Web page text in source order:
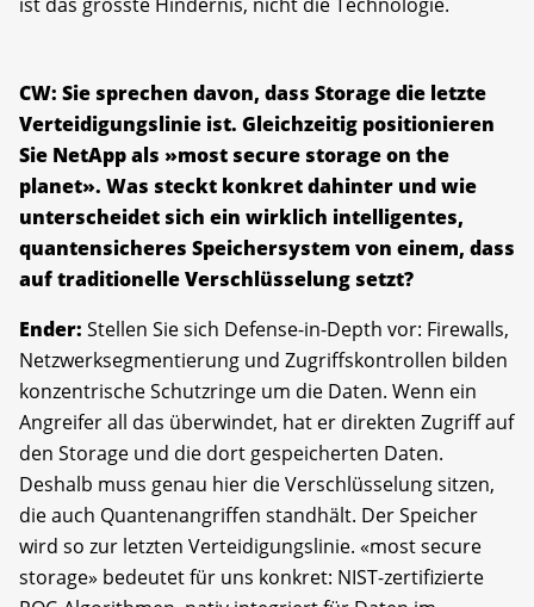
CW: Sie sprechen davon, dass Storage die letzte
Verteidigungslinie ist. Gleichzeitig positionieren
Sie NetApp als »most secure storage on the
planet». Was steckt konkret dahinter und wie
unterscheidet sich ein wirklich intelligentes,
quantensicheres Speichersystem von einem, dass
auf traditionelle Verschlüsselung setzt?
Ender: Stellen Sie sich Defense-in-Depth vor: Firewalls,
Netzwerksegmentierung und Zugriffskontrollen bilden
konzentrische Schutzringe um die Daten. Wenn ein
Angreifer all das überwindet, hat er direkten Zugriff auf
den Storage und die dort gespeicherten Daten.
Deshalb muss genau hier die Verschlüsselung sitzen,
die auch Quantenangriffen standhält. Der Speicher
wird so zur letzten Verteidigungslinie. «most secure
storage» bedeutet für uns konkret: NIST-zertifizierte